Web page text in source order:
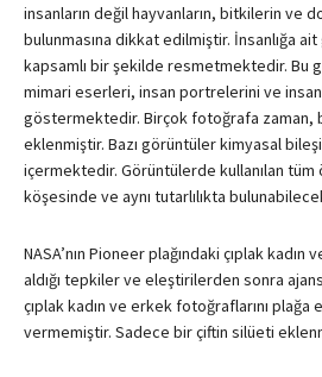
insanların değil hayvanların, bitkilerin ve
bulunmasına dikkat edilmiştir. İnsanlığa
kapsamlı bir şekilde resmetmektedir. Bu
mimari eserleri, insan portrelerini ve
göstermektedir. Birçok fotoğrafa zaman,
eklenmiştir. Bazı görüntüler kimyasal
içermektedir. Görüntülerde kullanılan tüm
köşesinde ve aynı tutarlılıkta
NASA’nın Pioneer plağındaki çıplak
aldığı tepkiler ve eleştirilerden sonra
çıplak kadın ve erkek fotoğraflarını plağa
vermemiştir. Sadece bir çiftin silüeti